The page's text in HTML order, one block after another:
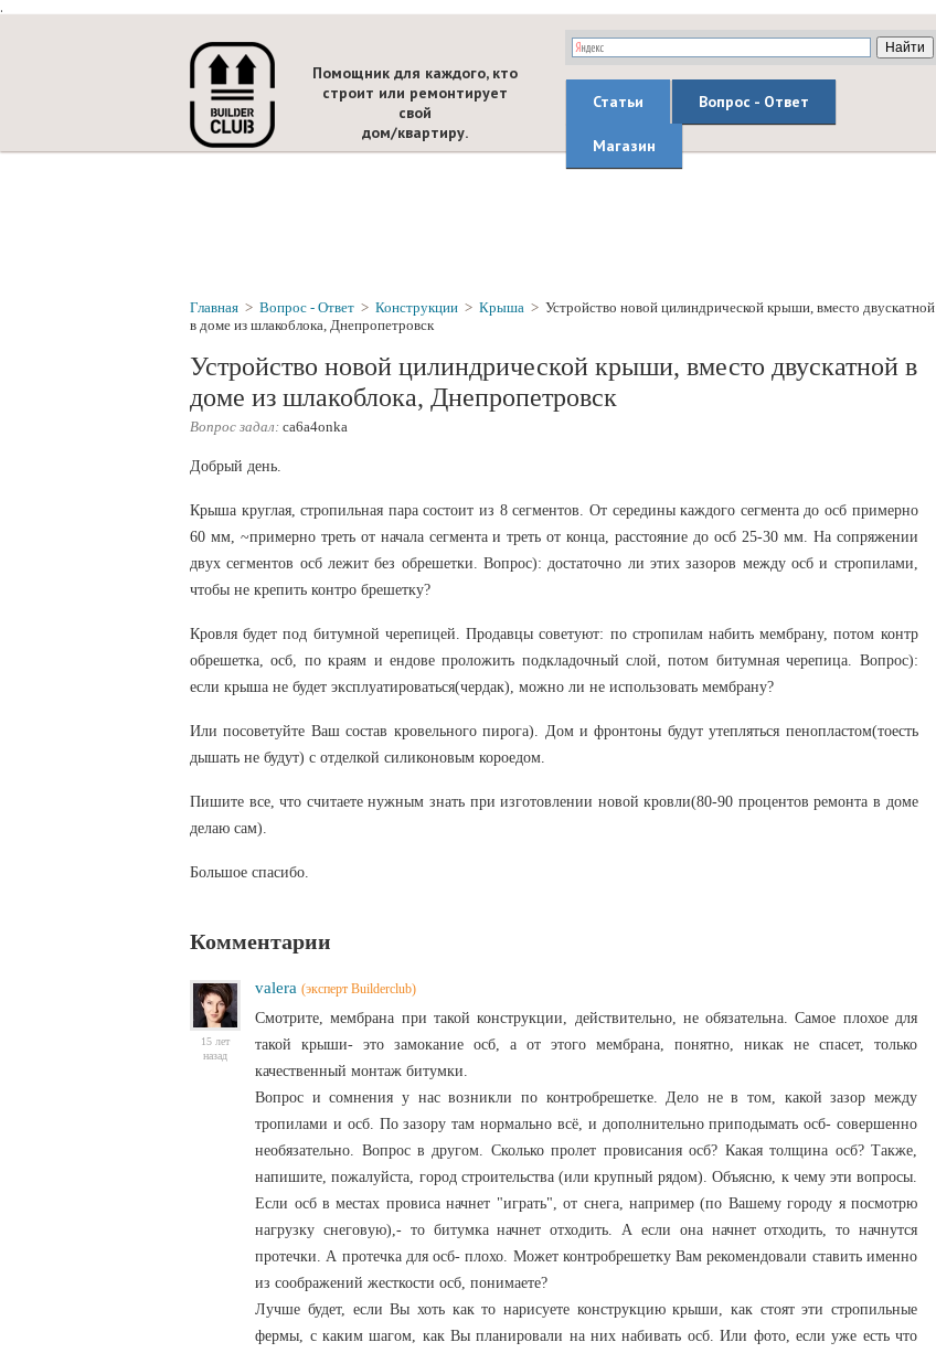
.
Помощник для каждого, кто
строит или ремонтирует
свой
дом/квартиру.
Статьи Вопрос - Ответ
Магазин
Главная > Вопрос - Ответ > Конструкции > Крыша > Устройство новой цилиндрической крыши, вместо двускатной
в доме из шлакоблока, Днепропетровск
Устройство новой цилиндрической крыши, вместо двускатной в
доме из шлакоблока, Днепропетровск
Вопрос задал: ca6a4onka
Добрый день.
Крыша круглая, стропильная пара состоит из 8 сегментов. От середины каждого сегмента до осб примерно
60 мм, ~примерно треть от начала сегмента и треть от конца, расстояние до осб 25-30 мм. На сопряжении
двух сегментов осб лежит без обрешетки. Вопрос): достаточно ли этих зазоров между осб и стропилами,
чтобы не крепить контро брешетку?
Кровля будет под битумной черепицей. Продавцы советуют: по стропилам набить мембрану, потом контр
обрешетка, осб, по краям и ендове проложить подкладочный слой, потом битумная черепица. Вопрос):
если крыша не будет эксплуатироваться(чердак), можно ли не использовать мембрану?
Или посоветуйте Ваш состав кровельного пирога). Дом и фронтоны будут утепляться пенопластом(тоесть
дышать не будут) с отделкой силиконовым короедом.
Пишите все, что считаете нужным знать при изготовлении новой кровли(80-90 процентов ремонта в доме
делаю сам).
Большое спасибо.
Комментарии
15 лет
назад
valera (эксперт Builderclub)
Смотрите, мембрана при такой конструкции, действительно, не обязательна. Самое плохое для
такой крыши- это замокание осб, а от этого мембрана, понятно, никак не спасет, только
качественный монтаж битумки.
Вопрос и сомнения у нас возникли по контробрешетке. Дело не в том, какой зазор между
тропилами и осб. По зазору там нормально всё, и дополнительно приподымать осб- совершенно
необязательно. Вопрос в другом. Сколько пролет провисания осб? Какая толщина осб? Также,
напишите, пожалуйста, город строительства (или крупный рядом). Объясню, к чему эти вопросы.
Если осб в местах провиса начнет "играть", от снега, например (по Вашему городу я посмотрю
нагрузку снеговую),- то битумка начнет отходить. А если она начнет отходить, то начнутся
протечки. А протечка для осб- плохо. Может контробрешетку Вам рекомендовали ставить именно
из соображений жесткости осб, понимаете?
Лучше будет, если Вы хоть как то нарисуете конструкцию крыши, как стоят эти стропильные
фермы, с каким шагом, как Вы планировали на них набивать осб. Или фото, если уже есть что